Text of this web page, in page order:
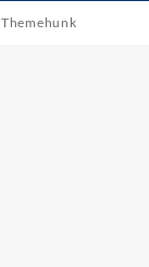
Themehunk